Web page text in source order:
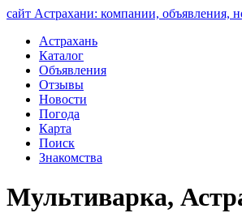
сайт Астрахани: компании, объявления,
Астрахань
Каталог
Объявления
Отзывы
Новости
Погода
Карта
Поиск
Знакомства
Мультиварка,